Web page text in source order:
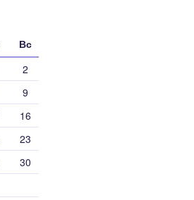
Вс
2
9
16
23
30